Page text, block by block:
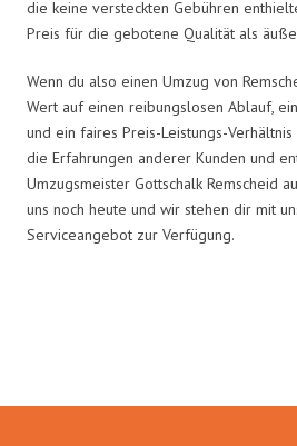
die keine versteckten Gebühren
Preis für die gebotene Qualität als
Wenn du also einen Umzug von
Wert auf einen reibungslosen Ablauf,
und ein faires Preis-Leistungs-
die Erfahrungen anderer Kunden und
Umzugsmeister Gottschalk Remscheid
uns noch heute und wir stehen dir mit
Serviceangebot zur Verfügung.